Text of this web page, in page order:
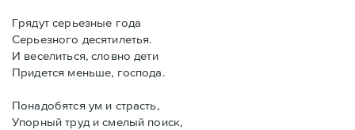
Грядут серьезные года
Серьезного десятилетья.
И веселиться, словно дети
Придется меньше, господа.
Понадобятся ум и страсть,
Упорный труд и смелый поиск,